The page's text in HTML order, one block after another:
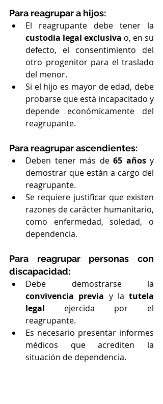
Para reagrupar a hijos:
custodia legal exclusiva o, en su
defecto, el consentimiento del
otro progenitor para el traslado
del menor.
Si el hijo es mayor de edad, debe
probarse que está incapacitado y
depende económicamente del
reagrupante.
Para reagrupar ascendientes:
Deben tener más de 65 años y
demostrar que están a cargo del
reagrupante.
Se requiere justificar que existen
razones de carácter humanitario,
como enfermedad, soledad, o
dependencia.
Para reagrupar personas con
discapacidad:
convivencia previa y la tutela
legal ejercida por el
reagrupante.
Es necesario presentar informes
médicos que acrediten la
situación de dependencia.